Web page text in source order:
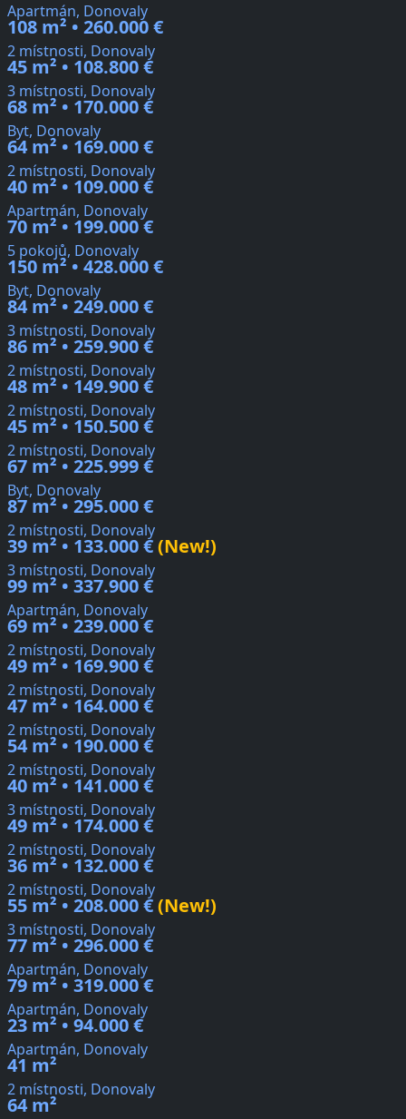
Apartmán, Donovaly
108 m² • 260.000 €
2 místnosti, Donovaly
45 m² • 108.800 €
3 místnosti, Donovaly
68 m² • 170.000 €
Byt, Donovaly
64 m² • 169.000 €
2 místnosti, Donovaly
40 m² • 109.000 €
Apartmán, Donovaly
70 m² • 199.000 €
5 pokojů, Donovaly
150 m² • 428.000 €
Byt, Donovaly
84 m² • 249.000 €
3 místnosti, Donovaly
86 m² • 259.900 €
2 místnosti, Donovaly
48 m² • 149.900 €
2 místnosti, Donovaly
45 m² • 150.500 €
2 místnosti, Donovaly
67 m² • 225.999 €
Byt, Donovaly
87 m² • 295.000 €
2 místnosti, Donovaly
39 m² • 133.000 €(New!)
3 místnosti, Donovaly
99 m² • 337.900 €
Apartmán, Donovaly
69 m² • 239.000 €
2 místnosti, Donovaly
49 m² • 169.900 €
2 místnosti, Donovaly
47 m² • 164.000 €
2 místnosti, Donovaly
54 m² • 190.000 €
2 místnosti, Donovaly
40 m² • 141.000 €
3 místnosti, Donovaly
49 m² • 174.000 €
2 místnosti, Donovaly
36 m² • 132.000 €
2 místnosti, Donovaly
55 m² • 208.000 €(New!)
3 místnosti, Donovaly
77 m² • 296.000 €
Apartmán, Donovaly
79 m² • 319.000 €
Apartmán, Donovaly
23 m² • 94.000 €
Apartmán, Donovaly
41 m²
2 místnosti, Donovaly
64 m²